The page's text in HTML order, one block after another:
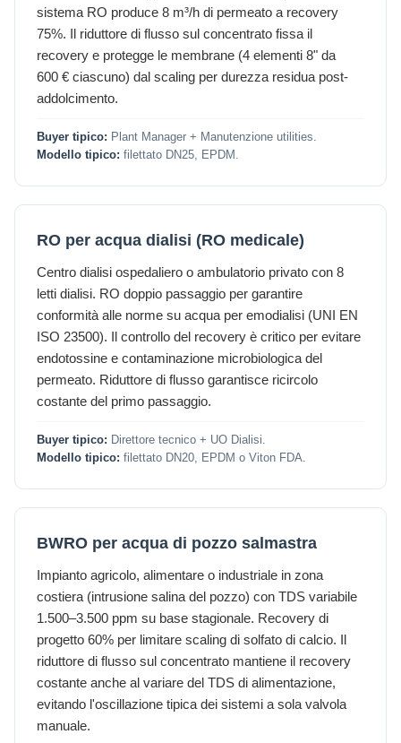
sistema RO produce 8 m³/h di permeato a recovery
75%. Il riduttore di flusso sul concentrato fissa il
recovery e protegge le membrane (4 elementi 8" da
600 € ciascuno) dal scaling per durezza residua post-
addolcimento.
Buyer tipico: Plant Manager + Manutenzione utilities.
Modello tipico: filettato DN25, EPDM.
RO per acqua dialisi (RO medicale)
Centro dialisi ospedaliero o ambulatorio privato con 8
letti dialisi. RO doppio passaggio per garantire
conformità alle norme su acqua per emodialisi (UNI EN
ISO 23500). Il controllo del recovery è critico per evitare
endotossine e contaminazione microbiologica del
permeato. Riduttore di flusso garantisce ricircolo
costante del primo passaggio.
Buyer tipico: Direttore tecnico + UO Dialisi.
Modello tipico: filettato DN20, EPDM o Viton FDA.
BWRO per acqua di pozzo salmastra
Impianto agricolo, alimentare o industriale in zona
costiera (intrusione salina del pozzo) con TDS variabile
1.500–3.500 ppm su base stagionale. Recovery di
progetto 60% per limitare scaling di solfato di calcio. Il
riduttore di flusso sul concentrato mantiene il recovery
costante anche al variare del TDS di alimentazione,
evitando l'oscillazione tipica dei sistemi a sola valvola
manuale.